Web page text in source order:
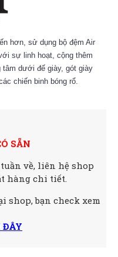
hơn, sử dụng bộ đệm Air
sự linh hoạt, cộng thêm
dưới đế giày, gót giày
chiến binh bóng rổ.
SẴN
về, liên hệ shop
hàng chi tiết.
shop, bạn check xem
ĐÂY